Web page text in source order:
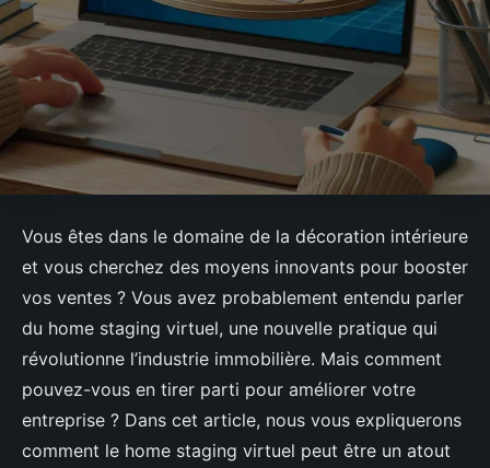
Vous êtes dans le domaine de la décoration intérieure
et vous cherchez des moyens innovants pour booster
vos ventes ? Vous avez probablement entendu parler
du home staging virtuel, une nouvelle pratique qui
révolutionne l’industrie immobilière. Mais comment
pouvez-vous en tirer parti pour améliorer votre
entreprise ? Dans cet article, nous vous expliquerons
comment le home staging virtuel peut être un atout